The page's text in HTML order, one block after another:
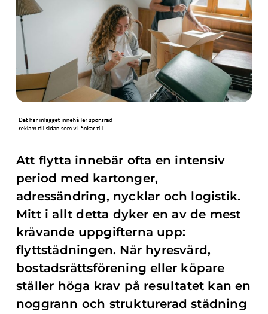
Att flytta innebär ofta en intensiv
period med kartonger,
adressändring, nycklar och logistik.
Mitt i allt detta dyker en av de mest
krävande uppgifterna upp:
flyttstädningen. När hyresvärd,
bostadsrättsförening eller köpare
ställer höga krav på resultatet kan en
noggrann och strukturerad städning